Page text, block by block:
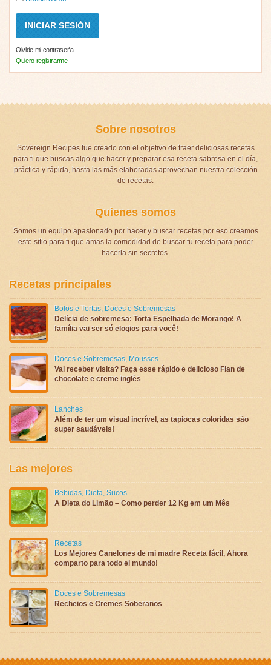
Olvide mi contraseña
Quiero registrarme
Sobre nosotros
Sovereign Recipes fue creado con el objetivo de traer deliciosas recetas
para ti que buscas algo que hacer y preparar esa receta sabrosa en el día,
práctica y rápida, hasta las más elaboradas aprovechan nuestra colección
de recetas.
Quienes somos
Somos un equipo apasionado por hacer y buscar recetas por eso creamos
este sitio para ti que amas la comodidad de buscar tu receta para poder
hacerla sin secretos.
Recetas principales
Bolos e Tortas, Doces e Sobremesas
Delícia de sobremesa: Torta Espelhada de Morango! A
família vai ser só elogios para você!
Doces e Sobremesas, Mousses
Vai receber visita? Faça esse rápido e delicioso Flan de
chocolate e creme inglês
Lanches
Além de ter um visual incrível, as tapiocas coloridas são
super saudáveis!
Las mejores
Bebidas, Dieta, Sucos
A Dieta do Limão – Como perder 12 Kg em um Mês
Recetas
Los Mejores Canelones de mi madre Receta fácil, Ahora
comparto para todo el mundo!
Doces e Sobremesas
Recheios e Cremes Soberanos